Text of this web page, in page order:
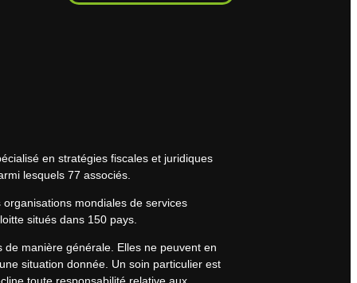
en stratégies fiscales et juridiques
lesquels 77 associés.
mondiales de services
situés dans 150 pays.
manière générale. Elles ne peuvent en
situation donnée. Un soin particulier est